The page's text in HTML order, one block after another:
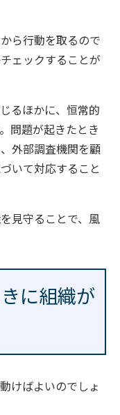
ら行動を取るので
ェックすることが
るほかに、恒常的
問題が起きたとき
外部調査機関を顧
いて対応すること
見守ることで、風
に組織が
けばよいのでしょ